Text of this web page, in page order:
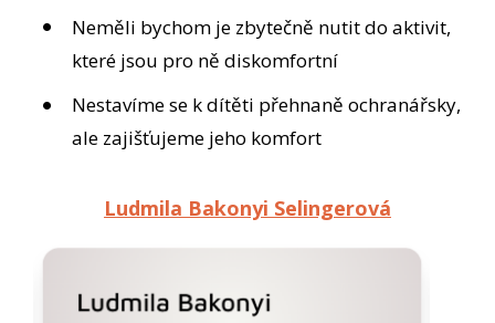
Neměli bychom je zbytečně nutit do aktivit,
které jsou pro ně diskomfortní
Nestavíme se k dítěti přehnaně ochranářsky,
ale zajišťujeme jeho komfort
Ludmila Bakonyi Selingerová